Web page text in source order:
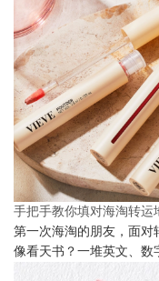
手把手教你填对海淘转运
第一次海淘的朋友，面对
像看天书？一堆英文、数